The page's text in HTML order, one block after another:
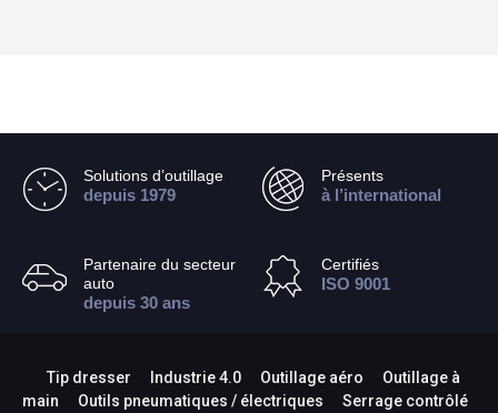
Solutions d’outillage
depuis 1979
Présents
à l’international
Partenaire du secteur
auto
depuis 30 ans
Certifiés
ISO 9001
Tip dresser Industrie 4.0 Outillage aéro
Outillage à
main
Outils pneumatiques / électriques
Serrage contrôlé